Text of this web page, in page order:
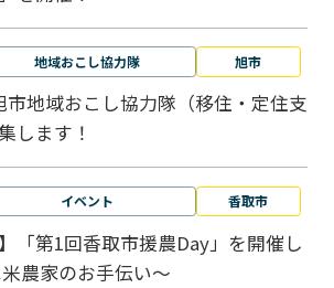
地域おこし協力隊 旭市
市地域おこし協力隊（移住・定住支
します！
イベント 香取市
「第1回香取市援農Day」を開催し
農家のお手伝い～